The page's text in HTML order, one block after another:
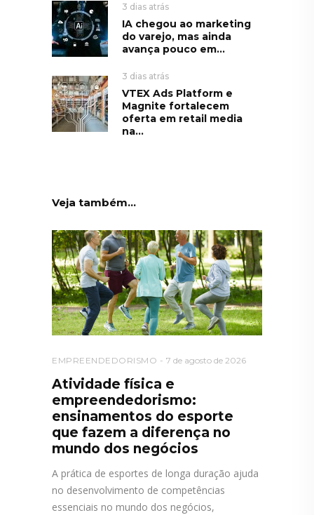
3 dias atrás
IA chegou ao marketing
do varejo, mas ainda
avança pouco em...
3 dias atrás
VTEX Ads Platform e
Magnite fortalecem
oferta em retail media
na...
Veja também...
EMPREENDEDORISMO 7 de agosto de 2026
Atividade física e
empreendedorismo:
ensinamentos do esporte
que fazem a diferença no
mundo dos negócios
A prática de esportes de longa duração ajuda
no desenvolvimento de competências
essenciais no mundo dos negócios,